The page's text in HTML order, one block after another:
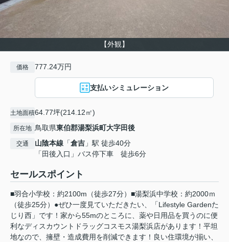
【外観】
価格 777.24万円
支払いシミュレーション
土地面積64.77坪(214.12㎡)
所在地 鳥取県東伯郡湯梨浜町大字田後
交通 山陰本線 「倉吉 」駅 徒歩40分
「田後入口」バス停下車 徒歩6分
セールスポイント
■羽合小学校：約2100m（徒歩27分）■湯梨浜中学校：約2000ｍ
（徒歩25分）●ぜひ一度見ていただきたい、「Lifestyle Gardenた
じり西」です！家から55mのところに、薬や日用品を買うのに便
利なディスカウントドラッグコスモス湯梨浜店があります！平坦
地なので、擁壁・造成費用を削減できます！良い住環境が揃い、